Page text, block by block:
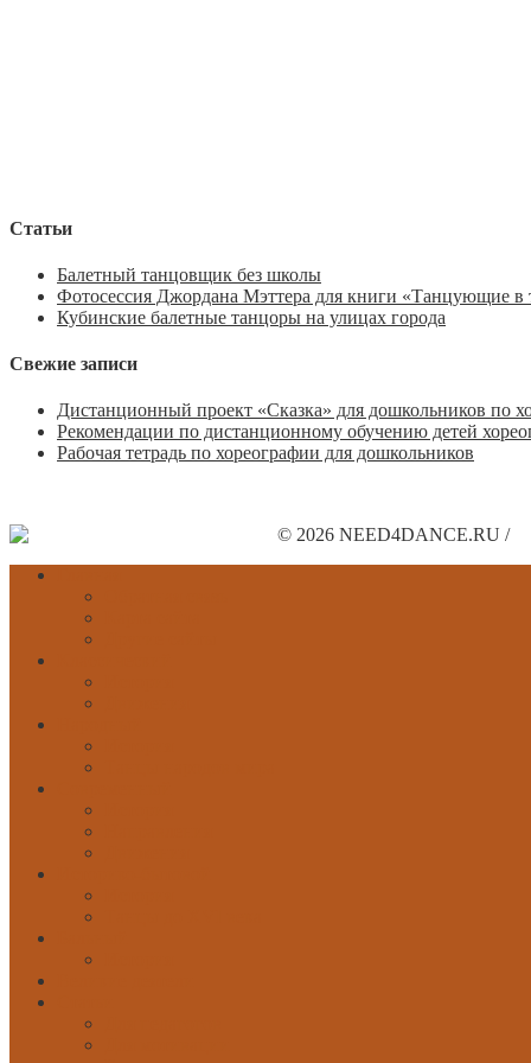
Статьи
Балетный танцовщик без школы
Фотосессия Джордана Мэттера для книги «Танцующие в
Кубинские балетные танцоры на улицах города
Свежие записи
Дистанционный проект «Сказка» для дошкольников по
Рекомендации по дистанционному обучению детей
Рабочая тетрадь по хореографии для дошкольников
© 2026 NEED4DANCE.RU /